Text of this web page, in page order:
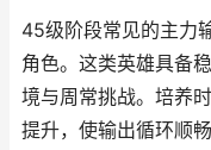
45级阶段常见的主力
角色。这类英雄具备
境与周常挑战。培养
提升，使输出循环顺畅